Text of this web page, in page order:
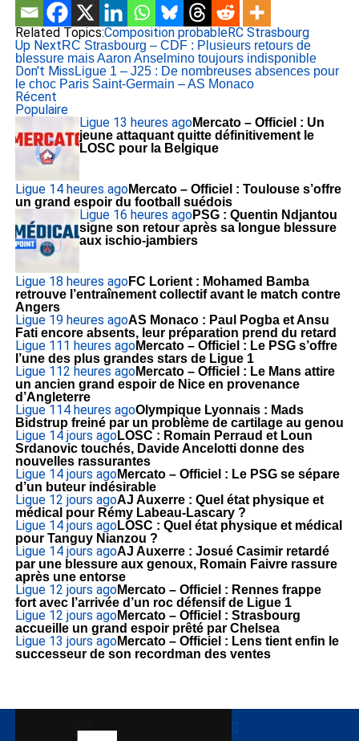
Related Topics:Composition probableRC Strasbourg
Up NextRC Strasbourg – CDF : Plusieurs retours de
blessure mais Aaron Anselmino toujours indisponible
Don't Miss Ligue 1 – J25 : De nombreuses absences pour
le choc Paris Saint-Germain – AS Monaco
Récent
Populaire
Ligue 13 heures agoMercato – Officiel : Un
jeune attaquant quitte définitivement le
LOSC pour la Belgique
Ligue 14 heures agoMercato – Officiel : Toulouse s’offre
un grand espoir du football suédois
Ligue 16 heures agoPSG : Quentin Ndjantou
signe son retour après sa longue blessure
aux ischio-jambiers
Ligue 18 heures agoFC Lorient : Mohamed Bamba
retrouve l’entraînement collectif avant le match contre
Angers
Ligue 19 heures agoAS Monaco : Paul Pogba et Ansu
Fati encore absents, leur préparation prend du retard
Ligue 111 heures agoMercato – Officiel : Le PSG s’offre
l’une des plus grandes stars de Ligue 1
Ligue 112 heures agoMercato – Officiel : Le Mans attire
un ancien grand espoir de Nice en provenance
d’Angleterre
Ligue 114 heures agoOlympique Lyonnais : Mads
Bidstrup freiné par un problème de cartilage au genou
Ligue 14 jours agoLOSC : Romain Perraud et Loun
Srdanovic touchés, Davide Ancelotti donne des
nouvelles rassurantes
Ligue 14 jours agoMercato – Officiel : Le PSG se sépare
d’un buteur indésirable
Ligue 12 jours agoAJ Auxerre : Quel état physique et
médical pour Rémy Labeau-Lascary ?
Ligue 14 jours agoLOSC : Quel état physique et médical
pour Tanguy Nianzou ?
Ligue 14 jours agoAJ Auxerre : Josué Casimir retardé
par une blessure aux genoux, Romain Faivre rassure
après une entorse
Ligue 12 jours agoMercato – Officiel : Rennes frappe
fort avec l’arrivée d’un roc défensif de Ligue 1
Ligue 12 jours agoMercato – Officiel : Strasbourg
accueille un grand espoir prêté par Chelsea
Ligue 13 jours agoMercato – Officiel : Lens tient enfin le
successeur de son recordman des ventes